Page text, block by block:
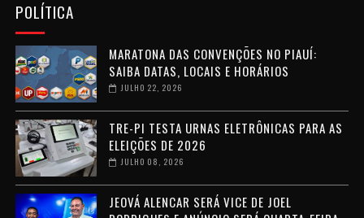
POLÍTICA
MARATONA DAS CONVENÇÕES NO PIAUÍ:
SAIBA DATAS, LOCAIS E HORÁRIOS
JULHO 22, 2026
TRE-PI TESTA URNAS ELETRÔNICAS PARA AS
ELEIÇÕES DE 2026
JULHO 08, 2026
JEOVÁ ALENCAR SERÁ VICE DE JOEL